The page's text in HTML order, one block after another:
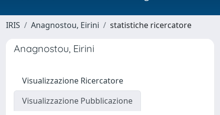
IRIS Anagnostou, Eirini statistiche ricercatore
Anagnostou, Eirini
Visualizzazione Ricercatore
Visualizzazione Pubblicazione